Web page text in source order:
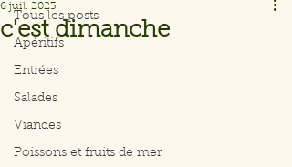
Tous les posts
Apéritifs
Entrées
Salades
Viandes
Poissons et fruits de mer
c'est dimanche
6 juil. 2023